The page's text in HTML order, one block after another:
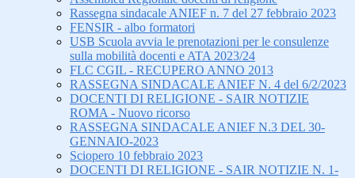
Rassegna sindacale ANIEF n. 7 del 27 febbraio 2023
FENSIR - albo formatori
USB Scuola avvia le prenotazioni per le consulenze
sulla mobilità docenti e ATA 2023/24
FLC CGIL - RECUPERO ANNO 2013
RASSEGNA SINDACALE ANIEF N. 4 del 6/2/2023
DOCENTI DI RELIGIONE - SAIR NOTIZIE
ROMA - Nuovo ricorso
RASSEGNA SINDACALE ANIEF N.3 DEL 30-
GENNAIO-2023
Sciopero 10 febbraio 2023
DOCENTI DI RELIGIONE - SAIR NOTIZIE N. 1-